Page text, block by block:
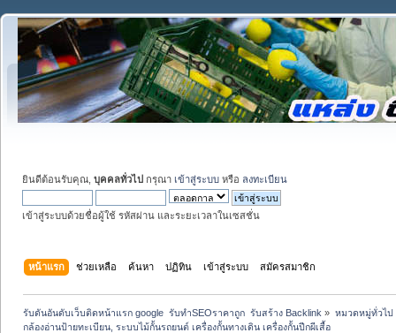
ยินดีต้อนรับคุณ, บุคคลทั่วไป กรุณา เข้าสู่ระบบ หรือ ลงทะเบียน
เข้าสู่ระบบด้วยชื่อผู้ใช้ รหัสผ่าน และระยะเวลาในเซสชั่น
หน้าแรก ช่วยเหลือ ค้นหา ปฏิทิน เข้าสู่ระบบ สมัครสมาชิก
รับดันอันดับเว็บติดหน้าแรก google  รับทำSEOราคาถูก  รับสร้าง Backlink » หมวดหมู่ทั่วไป
กล้องอ่านป้ายทะเบียน, ระบบไม้กั้นรถยนต์ เครื่องกั้นทางเดิน เครื่องกั้นปีกผีเสื้อ